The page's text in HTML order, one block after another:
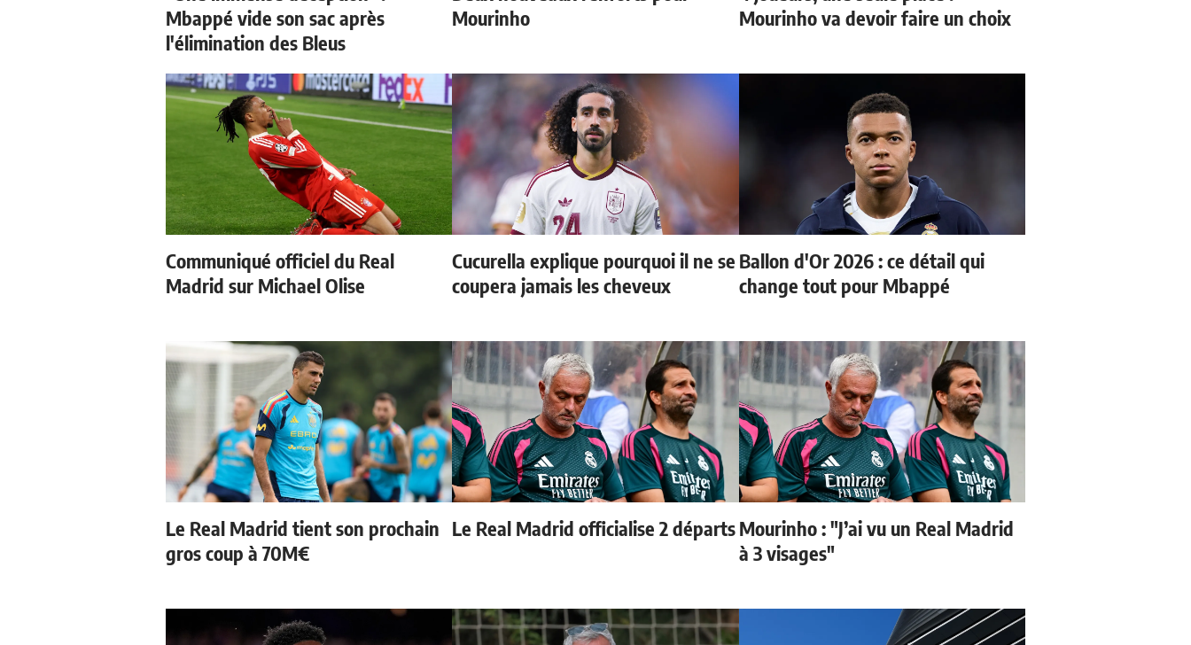
Mbappé vide son sac après
l'élimination des Bleus
Mourinho
Mourinho va devoir faire un choix
Communiqué officiel du Real
Madrid sur Michael Olise
Cucurella explique pourquoi il ne se
coupera jamais les cheveux
Ballon d'Or 2026 : ce détail qui
change tout pour Mbappé
Le Real Madrid tient son prochain
gros coup à 70M€
Le Real Madrid officialise 2 départsMourinho : "J’ai vu un Real Madrid
à 3 visages"